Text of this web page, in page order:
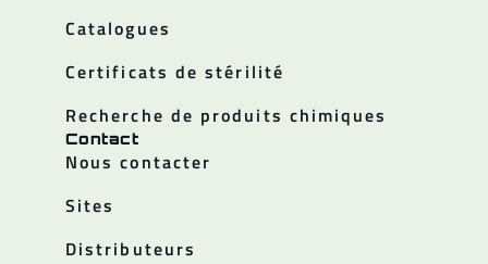
Catalogues
Certificats de stérilité
Recherche de produits chimiques
Contact
Nous contacter
Sites
Distributeurs